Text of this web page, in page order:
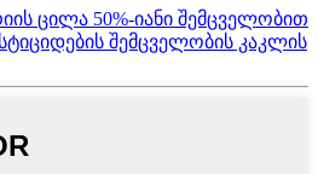
ცილა 50%-იანი შემცველობით
შემცველობის კაკლის